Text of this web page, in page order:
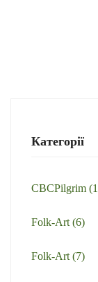
Категорії
CBCPilgrim
Folk-Art (6)
Folk-Art (7)